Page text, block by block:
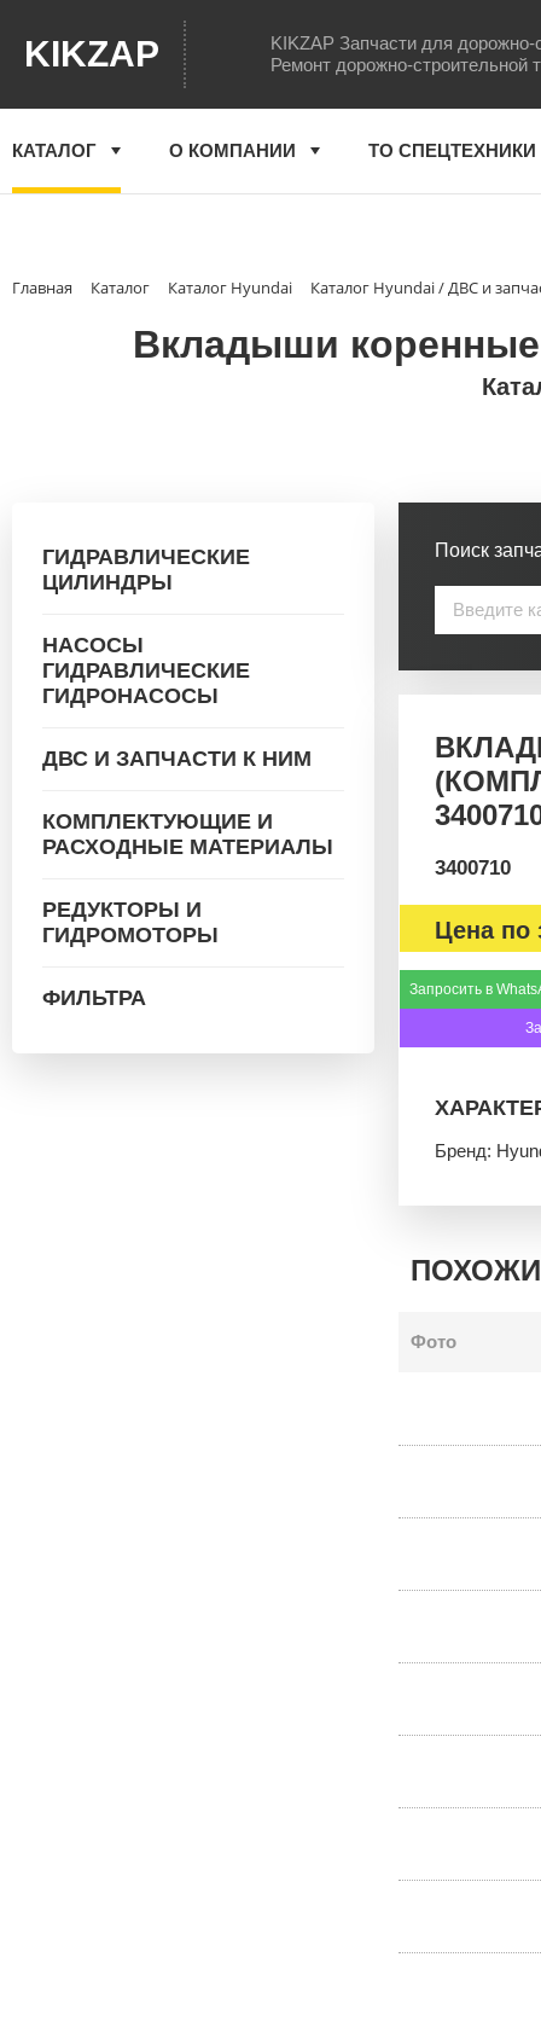
KIKZAP
KIKZAP Запчасти для дорожно-
Ремонт дорожно-строительной
КАТАЛОГ О КОМПАНИИ ТО СПЕЦТЕХНИКИ
Главная Каталог Каталог Hyundai Каталог Hyundai / ДВС и
Вкладыши коренные
ГИДРАВЛИЧЕСКИЕ
ЦИЛИНДРЫ
НАСОСЫ
ГИДРАВЛИЧЕСКИЕ
ГИДРОНАСОСЫ
ДВС И ЗАПЧАСТИ К НИМ
КОМПЛЕКТУЮЩИЕ И
РАСХОДНЫЕ МАТЕРИАЛЫ
РЕДУКТОРЫ И
ГИДРОМОТОРЫ
ФИЛЬТРА
Поиск
3400710
Цена по
Запросить в
Бренд:
Фото